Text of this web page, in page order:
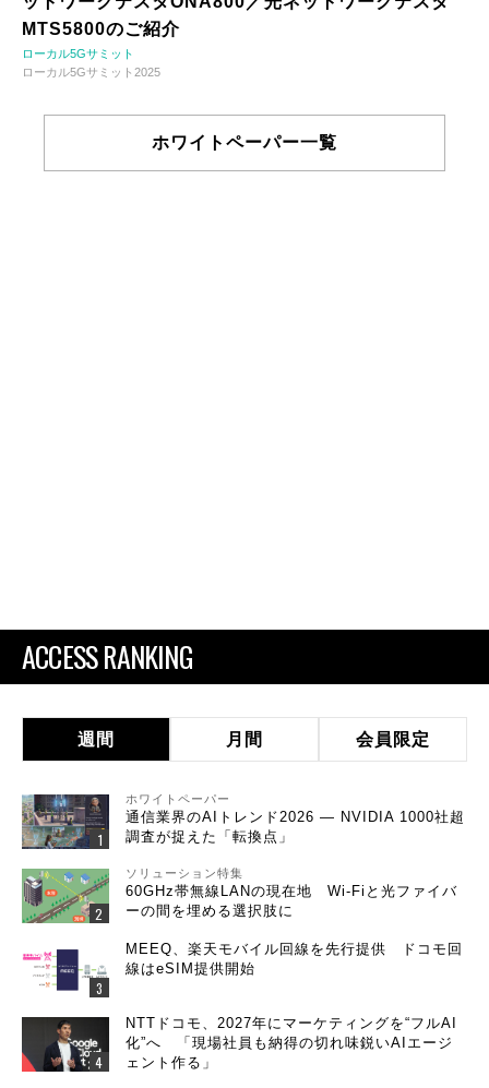
MTS5800のご紹介
ローカル5Gサミット
ローカル5Gサミット2025
ホワイトペーパー一覧
ACCESS RANKING
週間 月間 会員限定
ホワイトペーパー
通信業界のAIトレンド2026 ― NVIDIA 1000社超
調査が捉えた「転換点」
ソリューション特集
60GHz帯無線LANの現在地 Wi-Fiと光ファイバ
ーの間を埋める選択肢に
MEEQ、楽天モバイル回線を先行提供 ドコモ回
線はeSIM提供開始
NTTドコモ、2027年にマーケティングを“フルAI
化”へ 「現場社員も納得の切れ味鋭いAIエージ
ェント作る」